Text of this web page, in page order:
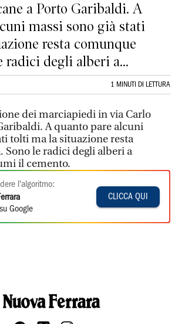
a Porto Garibaldi. A
massi sono già stati
resta comunque
radici degli alberi a...
1 MINUTI DI LETTURA
dei marciapiedi in via Carlo
A quanto pare alcuni
tolti ma la situazione resta
le radici degli alberi a
il cemento.
l'algoritmo:
Google
CLICCA QUI